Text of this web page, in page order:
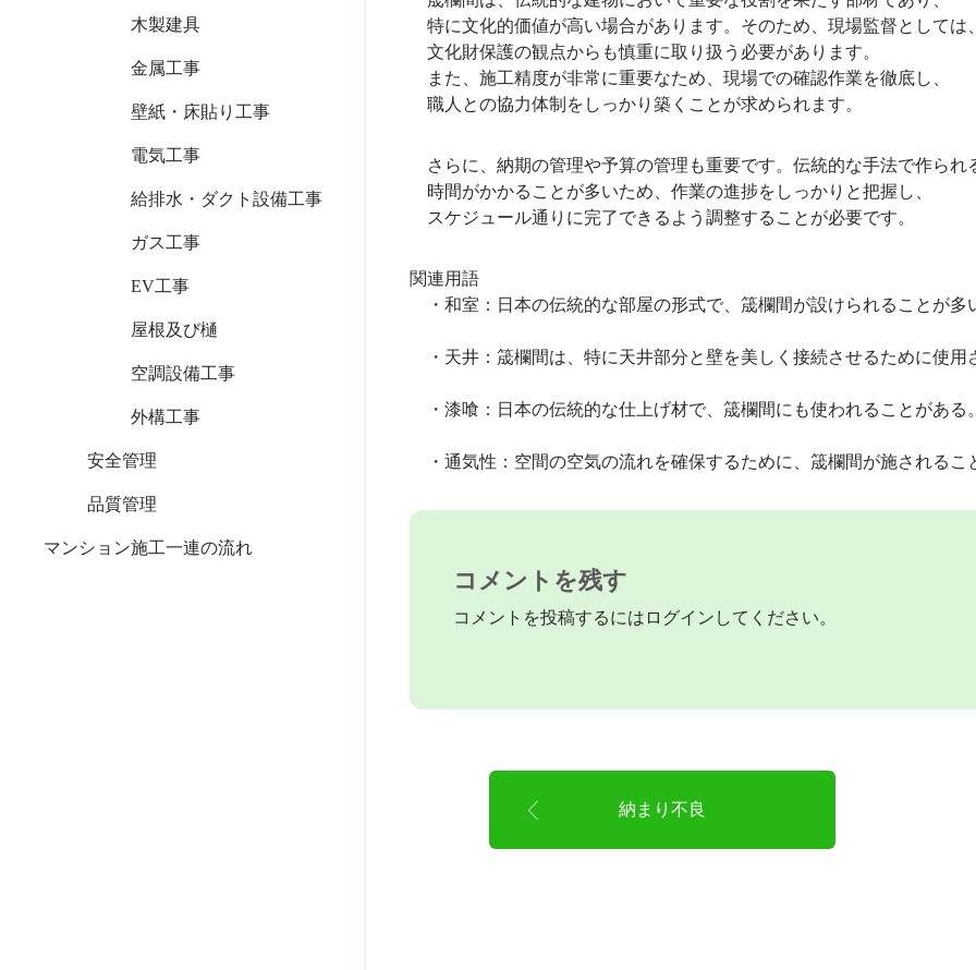
木製建具
金属工事
壁紙・床貼り工事
電気工事
給排水・ダクト設備工事
ガス工事
EV工事
屋根及び樋
空調設備工事
外構工事
安全管理
品質管理
マンション施工一連の流れ
特に文化的価値が高い場合があります。そのため、現場監督としては
文化財保護の観点からも慎重に取り扱う必要があります。
また、施工精度が非常に重要なため、現場での確認作業を徹底し、
職人との協力体制をしっかり築くことが求められます。
さらに、納期の管理や予算の管理も重要です。伝統的な手法で作られ
時間がかかることが多いため、作業の進捗をしっかりと把握し、
スケジュール通りに完了できるよう調整することが必要です。
関連用語
・和室：日本の伝統的な部屋の形式で、筬欄間が設けられることが多
・天井：筬欄間は、特に天井部分と壁を美しく接続させるために使
・漆喰：日本の伝統的な仕上げ材で、筬欄間にも使われることがある
・通気性：空間の空気の流れを確保するために、筬欄間が施されるこ
コメントを残す
コメントを投稿するには ログイン してください。
納まり不良